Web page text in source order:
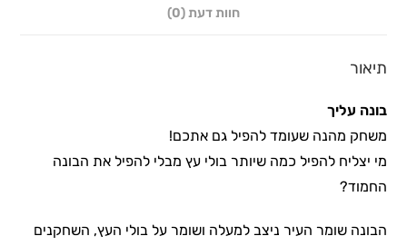
חוות דעת (0)
תיאור
בונה עליך
משחק מהנה שעומד להפיל גם אתכם!
מי יצליח להפיל כמה שיותר בולי עץ מבלי להפיל את הבונה
החמוד?
הבונה שומר העיר ניצב למעלה ושומר על בולי העץ, השחקנים